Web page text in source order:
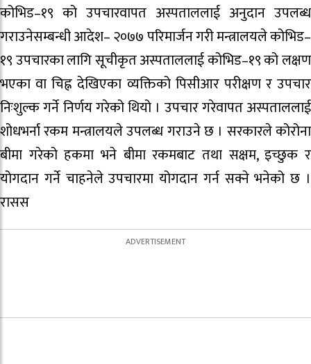
कोभिड–१९ को उपचारवापत अस्पताललाई अनुदान उपलब्ध
गराउनेसम्बन्धी आदेश– २०७७ परिमार्जन गरी मन्त्रालयले कोभिड–
१९ उपचारका लागि सूचीकृत अस्पताललाई कोभिड–१९ को लक्षण
भएका वा चिह्न देखिएका व्यक्तिको पिसीआर परीक्षण र उपचार
निःशुल्क गर्ने निर्णय गरेको थियो । उपचार गरेवापत अस्पताललाई
शोधभर्ना रकम मन्त्रालयले उपलब्ध गराउने छ । सरकारले कोरोना
बीमा गरेको हकमा भने बीमा रकमबाट तथा सक्षम, इच्छुक र
योगदान गर्ने चाहनेले उपचारमा योगदान गर्न सक्ने भनेको छ ।
रासस